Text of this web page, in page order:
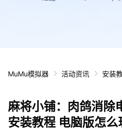
MuMu模拟器 活动资讯 安装
麻将小铺：肉鸽消除
安装教程 电脑版怎